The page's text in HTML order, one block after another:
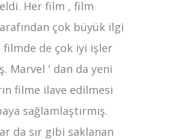
Her film , film
çok büyük ilgi
filmde de çok iyi işler
Marvel ' dan da yeni
filme ilave edilmesi
sağlamlaştırmış.
da sır gibi saklanan